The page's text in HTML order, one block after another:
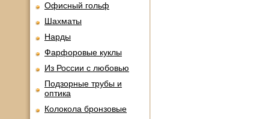
Офисный гольф
Шахматы
Нарды
Фарфоровые куклы
Из России с любовью
Подзорные трубы и
оптика
Колокола бронзовые